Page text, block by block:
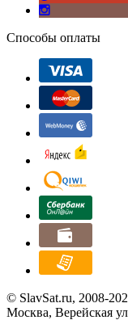
Способы оплаты
© SlavSat.ru, 2008-
Москва, Верейская